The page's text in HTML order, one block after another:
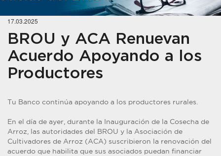
17.03.2025
BROU y ACA Renuevan
Acuerdo Apoyando a los
Productores
Tu Banco continúa apoyando a los productores rurales.
En el día de ayer, durante la Inauguración de la Cosecha de
Arroz, las autoridades del BROU y la Asociación de
Cultivadores de Arroz (ACA) suscribieron la renovación del
acuerdo que habilita que sus asociados puedan financiar